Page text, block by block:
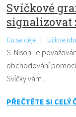
Svíčkové
signalizovat
Co se děje Učíme
S. Nison je
obchodování
Svíčky vám...
PŘEČTĚTE SI CELÝ